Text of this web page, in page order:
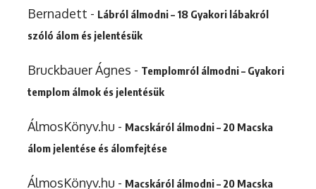
Bernadett - Lábról álmodni – 18 Gyakori lábakról
szóló álom és jelentésük
Bruckbauer Ágnes - Templomról álmodni – Gyakori
templom álmok és jelentésük
ÁlmosKönyv.hu - Macskáról álmodni – 20 Macska
álom jelentése és álomfejtése
ÁlmosKönyv.hu - Macskáról álmodni – 20 Macska